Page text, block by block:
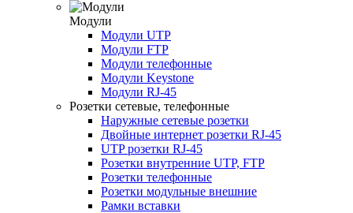
Модули
Модули UTP
Модули FTP
Модули телефонные
Модули Keystone
Модули RJ-45
Розетки сетевые, телефонные
Наружные сетевые розетки
Двойные интернет розетки RJ-45
UTP розетки RJ-45
Розетки внутренние UTP, FTP
Розетки телефонные
Розетки модульные внешние
Рамки вставки